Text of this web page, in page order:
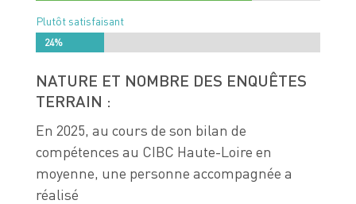
Plutôt satisfaisant
24%
24%
NATURE ET NOMBRE DES ENQUÊTES
TERRAIN :
En 2025, au cours de son bilan de
compétences au CIBC Haute-Loire en
moyenne, une personne accompagnée a
réalisé